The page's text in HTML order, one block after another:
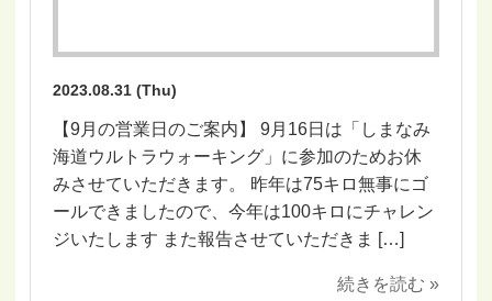
2023.08.31 (Thu)
【9月の営業日のご案内】 9月16日は「しまなみ
海道ウルトラウォーキング」に参加のためお休
みさせていただきます。 昨年は75キロ無事にゴ
ールできましたので、今年は100キロにチャレン
ジいたします また報告させていただきま […]
続きを読む »